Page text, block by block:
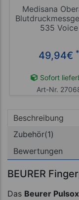
Medisana
535 Voice
49,94€ *
Sofort
Art-Nr.
Beschreibung
Zubehör(1)
Bewertungen
BEURER
Das Beurer